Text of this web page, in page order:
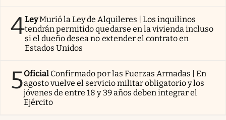
4LeyMurió la Ley de Alquileres | Los inquilinos
tendrán permitido quedarse en la vivienda incluso
si el dueño desea no extender el contrato en
Estados Unidos
5Oficial Confirmado por las Fuerzas Armadas | En
agosto vuelve el servicio militar obligatorio y los
jóvenes de entre 18 y 39 años deben integrar el
Ejército